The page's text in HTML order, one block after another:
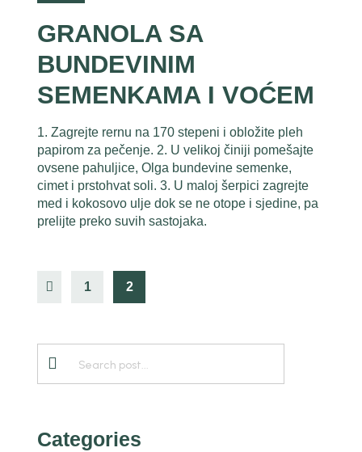
GRANOLA SA
BUNDEVINIM
SEMENKAMA I VOĆEM
1. Zagrejte rernu na 170 stepeni i obložite pleh
papirom za pečenje. 2. U velikoj činiji pomešajte
ovsene pahuljice, Olga bundevine semenke,
cimet i prstohvat soli. 3. U maloj šerpici zagrejte
med i kokosovo ulje dok se ne otope i sjedine, pa
prelijte preko suvih sastojaka.
1 2
Categories